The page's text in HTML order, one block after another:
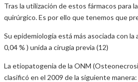
Tras la utilización de estos fármacos para
quirúrgico. Es por ello que tenemos que
Su epidemiología está más asociada con
0,04 % ) unida a cirugía previa (12)
La etiopatogenia de la ONM
clasificó en el 2009 de la siguiente manera: